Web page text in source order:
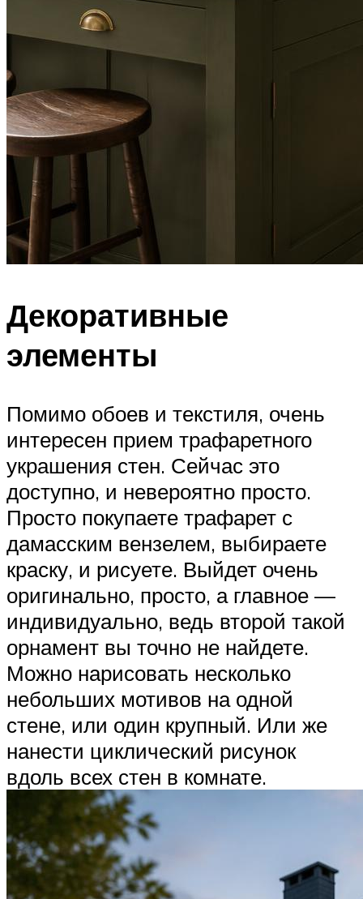
Декоративные
элементы
Помимо обоев и текстиля, очень
интересен прием трафаретного
украшения стен. Сейчас это
доступно, и невероятно просто.
Просто покупаете трафарет с
дамасским вензелем, выбираете
краску, и рисуете. Выйдет очень
оригинально, просто, а главное —
индивидуально, ведь второй такой
орнамент вы точно не найдете.
Можно нарисовать несколько
небольших мотивов на одной
стене, или один крупный. Или же
нанести циклический рисунок
вдоль всех стен в комнате.